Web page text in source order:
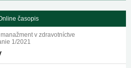
časopis
v zdravotníctve
1/2021